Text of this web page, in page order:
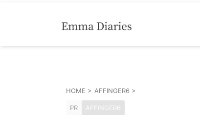
HOME > AFFINGER6 >
PR AFFINGER6